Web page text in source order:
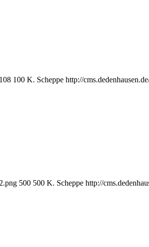
108 100 K. Scheppe http://
500 500 K. Scheppe http://